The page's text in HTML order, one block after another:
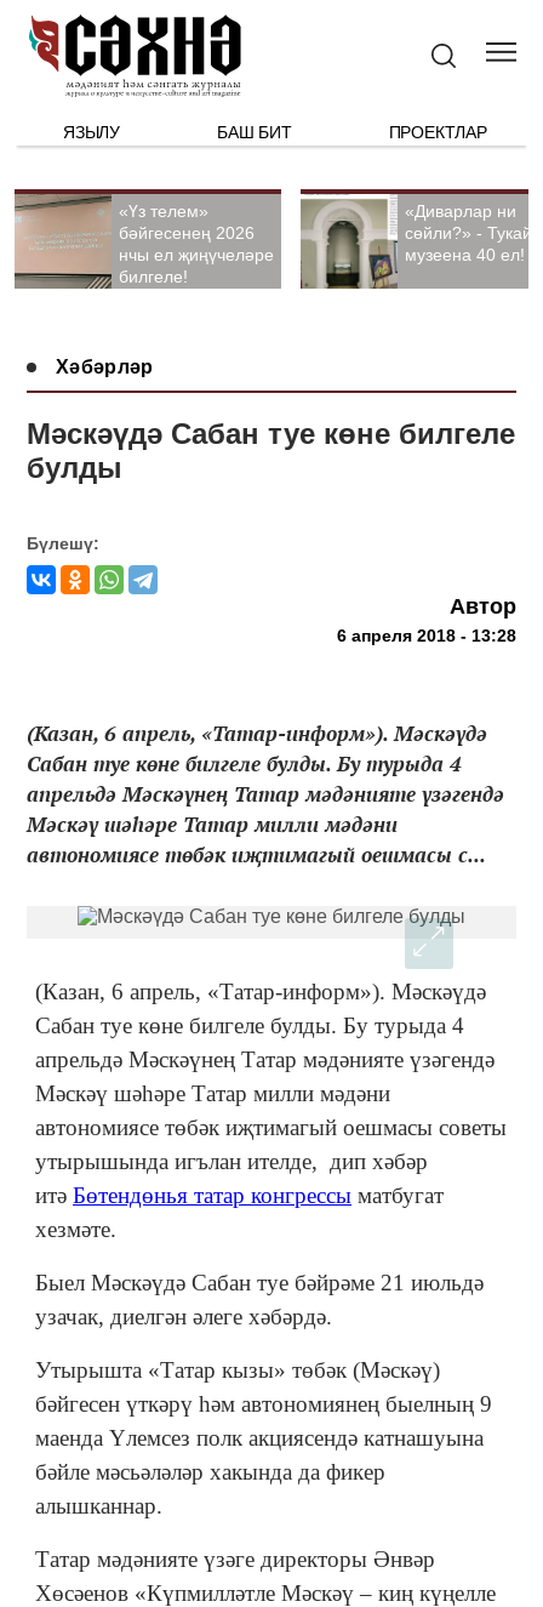
ЯЗЫЛУ БАШ БИТ ПРОЕКТЛАР
«Үз телем»
бәйгесенең 2026
нчы ел җиңүчеләре
билгеле!
«Диварлар ни
сөйли?» - Тукай
музеена 40 ел!
Хәбәрләр
Мәскәүдә Сабан туе көне билгеле
булды
Бүлешү:
Автор
6 апреля 2018 - 13:28
(Казан, 6 апрель, «Татар-информ»). Мәскәүдә
Сабан туе көне билгеле булды. Бу турыда 4
апрельдә Мәскәүнең Татар мәдәнияте үзәгендә
Мәскәү шәһәре Татар милли мәдәни
автономиясе төбәк иҗтимагый оешмасы с...
(Казан, 6 апрель, «Татар-информ»). Мәскәүдә
Сабан туе көне билгеле булды. Бу турыда 4
апрельдә Мәскәүнең Татар мәдәнияте үзәгендә
Мәскәү шәһәре Татар милли мәдәни
автономиясе төбәк иҗтимагый оешмасы советы
утырышында игълан ителде, дип хәбәр
итә Бөтендөнья татар конгрессы матбугат
хезмәте.
Быел Мәскәүдә Сабан туе бәйрәме 21 июльдә
узачак, диелгән әлеге хәбәрдә.
Утырышта «Татар кызы» төбәк (Мәскәү)
бәйгесен үткәрү һәм автономиянең быелның 9
маенда Үлемсез полк акциясендә катнашуына
бәйле мәсьәләләр хакында да фикер
алышканнар.
Татар мәдәнияте үзәге директоры Әнвәр
Хөсәенов «Күпмилләтле Мәскәү – киң күңелле